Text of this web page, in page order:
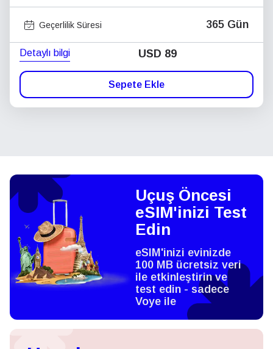
Geçerlilik Süresi 365 Gün
Detaylı bilgi USD 89
Sepete Ekle
Uçuş Öncesi
eSIM'inizi Test
Edin
eSIM'inizi evinizde
100 MB ücretsiz veri
ile etkinleştirin ve
test edin - sadece
Voye ile